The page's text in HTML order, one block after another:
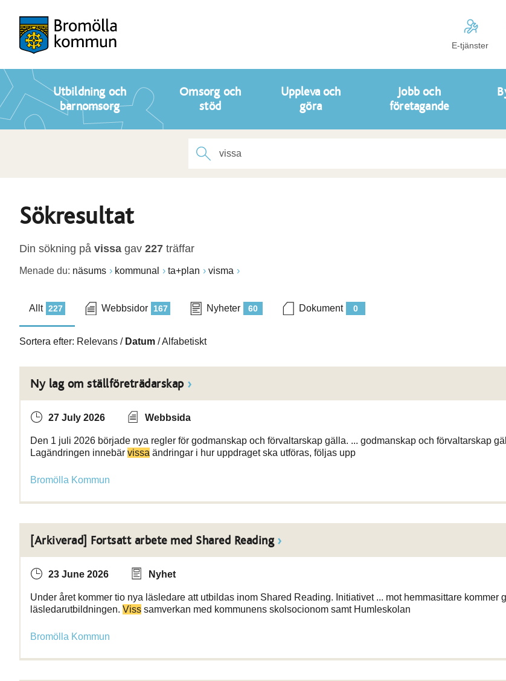
E-tjänster
Utbildning och
barnomsorg
Omsorg och
stöd
Uppleva och
göra
Jobb och
företagande
Sökresultat
Din sökning på vissa gav 227 träffar
Menade du: näsums kommunal ta+plan visma
227
Allt 167
Webbsidor 60
Nyheter 0
Dokument
Sortera efter: Relevans / Datum /Alfabetiskt
Ny lag om ställföreträdarskap
27 July 2026 Webbsida
Den 1 juli 2026 började nya regler för godmanskap och förvaltarskap gälla. ... godmanskap och förvaltarskap
Lagändringen innebär vissa ändringar i hur uppdraget ska utföras, följas upp
Bromölla Kommun
[Arkiverad] Fortsatt arbete med Shared Reading
23 June 2026 Nyhet
Under året kommer tio nya läsledare att utbildas inom Shared Reading. Initiativet ... mot hemmasittare kommer
läsledarutbildningen. Viss samverkan med kommunens skolsocionom samt Humleskolan
Bromölla Kommun